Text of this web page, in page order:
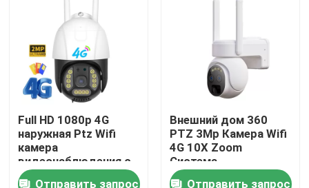
Домой
Продукты
Видеозаписи
Full HD 1080p 4G
наружная Ptz Wifi
камера
видеонаблюдения с
слотом для SIM-
Отправить запрос
Внешний дом 360
PTZ 3Mp Камера Wifi
4G 10X Zoom
Система
видеонаблюдения
Отправить запрос